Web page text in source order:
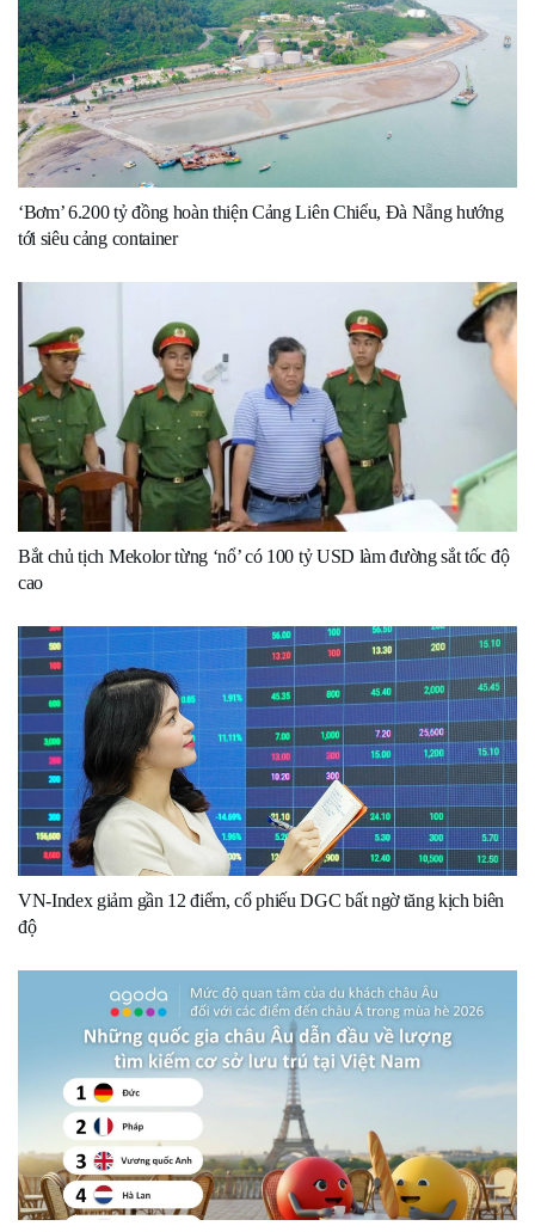
‘Bơm’ 6.200 tỷ đồng hoàn thiện Cảng Liên Chiểu, Đà Nẵng hướng
tới siêu cảng container
Bắt chủ tịch Mekolor từng ‘nổ’ có 100 tỷ USD làm đường sắt tốc độ
cao
VN-Index giảm gần 12 điểm, cổ phiếu DGC bất ngờ tăng kịch biên
độ